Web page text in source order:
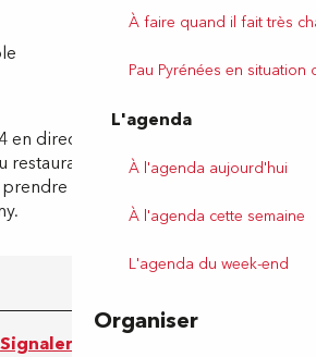
À faire quand il fait très
Pau Pyrénées en situation
L'agenda
À l'agenda aujourd'hui
À l'agenda cette semaine
L'agenda du week-end
Organiser
en direction de Gan, tourner à
restaurant le Chat Botté, en
à droite l'avenue des
Signaler une erreur